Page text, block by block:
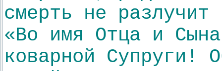
смерть не разлучит
«Во имя Отца и
коварной Супруги!